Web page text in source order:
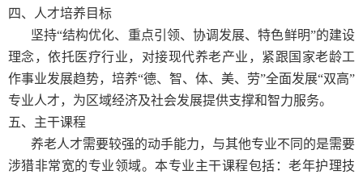
四、人才培养目标
坚持“结构优化、重点引领、协调发展、特色鲜明”的建设
理念，依托医疗行业，对接现代养老产业，紧跟国家老龄工
作事业发展趋势，培养“德、智、体、美、劳”全面发展“双高”
专业人才，为区域经济及社会发展提供支撑和智力服务。
五、主干课程
养老人才需要较强的动手能力，与其他专业不同的是需要
涉猎非常宽的专业领域。本专业主干课程包括：老年护理技